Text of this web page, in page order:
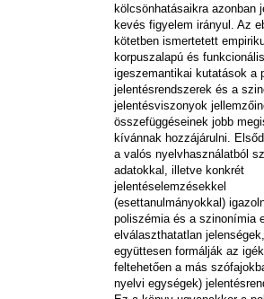
kölcsönhatásaikra azonban
kevés figyelem irányul. Az
kötetben ismertetett
korpuszalapú és
igeszemantikai kutatások a
jelentésrendszerek és a
jelentésviszonyok
összefüggéseinek jobb
kívánnak hozzájárulni.
a valós nyelvhasználatból
adatokkal, illetve konkrét
jelentéselemzésekkel
(esettanulmányokkal)
poliszémia és a szinonímia
elválaszthatatlan
együttesen formálják az
feltehetően a más
nyelvi egységek)